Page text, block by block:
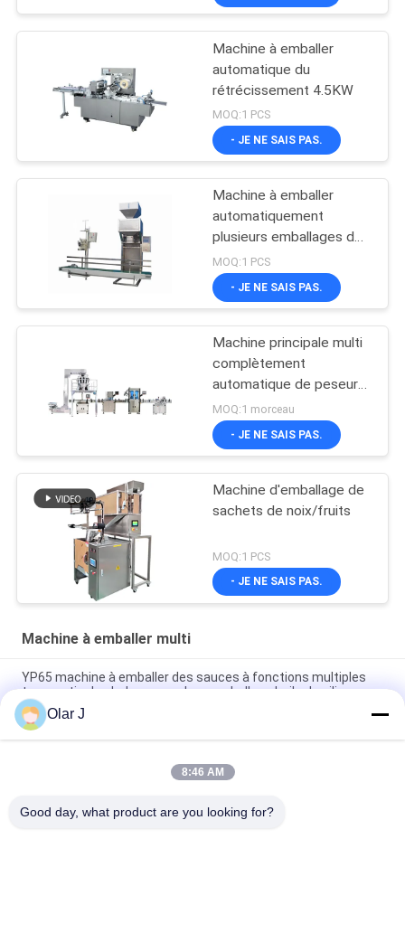
Machine à emballer
automatique du
rétrécissement 4.5KW
MOQ:1 PCS
- JE NE SAIS PAS.
Machine à emballer
automatiquement
plusieurs emballages de
10 kg à 50 kg
MOQ:1 PCS
- JE NE SAIS PAS.
Machine principale multi
complètement
automatique de peseur
pour des puces de
banane
MOQ:1 morceau
- JE NE SAIS PAS.
Machine d'emballage de
sachets de noix/fruits
MOQ:1 PCS
- JE NE SAIS PAS.
Machine à emballer multi
YP65 machine à emballer des sauces à fonctions multiples
type vertical salade sauce glace emballage huile de silicone
La machine de soudage plastique normative de 2600W 15KHZ
MP - 1526B/1518/1530/1532
Machine à emballer des granulés de type vertical
Olar J
8:46 AM
Good day, what product are you looking for?